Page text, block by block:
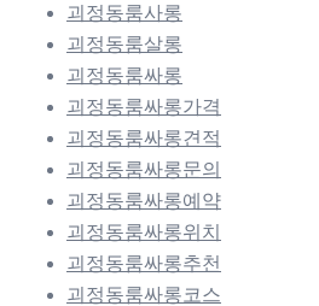
괴정동룸사롱
괴정동룸살롱
괴정동룸싸롱
괴정동룸싸롱가격
괴정동룸싸롱견적
괴정동룸싸롱문의
괴정동룸싸롱예약
괴정동룸싸롱위치
괴정동룸싸롱추천
괴정동룸싸롱코스